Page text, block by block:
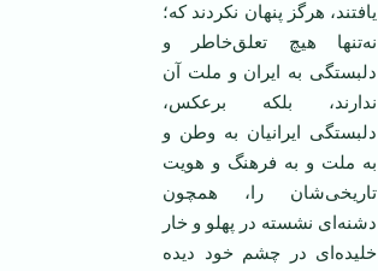
یافتند، هرگز پنهان نکردند که؛
نه‌تنها هیچ تعلق‌خاطر و
دلبستگی به ایران و ملت آن
ندارند، بلکه برعکس،
دلبستگی ایرانیان به وطن و
به ملت و به فرهنگ و هویت
تاریخی‌شان را، همچون
دشنه‌ای نشسته در پهلو و خار
خلیده‌ای در چشم خود دیده